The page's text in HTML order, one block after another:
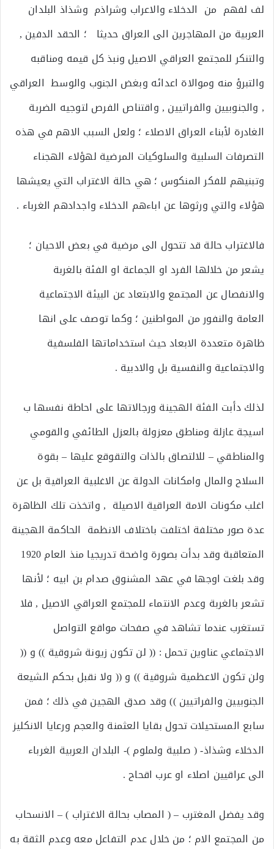
لف لفهم من الدخلاء والاعراب وشراذم وشذاذ البلدان
العربية من المهاجرين الى العراق حديثا ؛ الحقد الدفين ,
والتنكر للمجتمع العراقي الاصيل ونبذ كل قيمه ومناقبه
والتبرؤ منه وموالاة اعدائه وبغض الجنوب والوسط العراقي
, والجنوبيين والفراتيين , واقتناص الفرص لتوجيه الضربة
الغادرة لأبناء العراق الاصلاء ؛ ولعل السبب الاهم في هذه
التصرفات السلبية والسلوكيات المرضية لهؤلاء الهجناء
وتبنيهم للفكر المنكوس ؛ هي حالة الاغتراب التي يعيشها
هؤلاء والتي ورثوها عن اباءهم الدخلاء واجدادهم الغرباء .
فالاغتراب حالة قد تتحول الى مرضية في بعض الاحيان ؛
يشعر من خلالها الفرد او الجماعة او الفئة بالغربة
والانفصال عن المجتمع والابتعاد عن البيئة الاجتماعية
العامة والنفور من المواطنين ؛ وكما توصف على انها
ظاهرة متعددة الابعاد حيث استخداماتها الفلسفية
والاجتماعية والنفسية بل والادبية .
لذلك دأبت الفئة الهجينة ورجالاتها على احاطة نفسها ب
اسيجة عازلة ومناطق معزولة بالعزل الطائفي والقومي
والمناطقي – للالتصاق بالذات والتقوقع عليها – بقوة
السلاح والمال وامكانات الدولة عن الاغلبية العراقية بل عن
اغلب مكونات الامة العراقية الاصيلة , واتخذت تلك الظاهرة
عدة صور مختلفة اختلفت باختلاف الانظمة الحاكمة الهجينة
المتعاقبة وقد بدأت بصورة واضحة تدريجيا منذ العام 1920
وقد بلغت اوجها في عهد المشنوق صدام بن ابيه ؛ لأنها
تشعر بالغربة وعدم الانتماء للمجتمع العراقي الاصيل , فلا
تستغرب عندما تشاهد في صفحات مواقع التواصل
الاجتماعي عناوين تحمل : (( لن تكون زيونة شروقية )) و ((
ولن تكون الاعظمية شروقية )) و (( ولا نقبل بحكم الشيعة
الجنوبيين والفراتيين )) وقد صدق الهجين في ذلك ؛ فمن
سابع المستحيلات تحول بقايا العثمنة والعجم ورعايا الانكليز
الدخلاء وشذاذ- ( صلبية ولملوم )- البلدان العربية الغرباء
الى عراقيين اصلاء او عرب اقحاح .
وقد يفضل المغترب – ( المصاب بحالة الاغتراب ) – الانسحاب
من المجتمع الام ؛ من خلال عدم التفاعل معه وعدم الثقة به